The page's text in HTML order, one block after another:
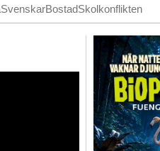
SvenskarBostadSkolkonflikten